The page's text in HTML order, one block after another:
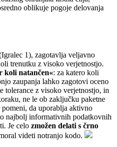
oblikuje pogoje delovanja
1), zagotavlja veljavno
trenutku z visoko verjetnostjo.
koli natančen«: za katero koli
zaupanja lahko zagotovi oceno
tolerance z visoko verjetnostjo, in
ne le ob zaključku paketne
pomeni, da uporablja aktivno
najbolj informativnih podatkovnih
Je celo zmožen delati s črno
videti notranjo kodo.